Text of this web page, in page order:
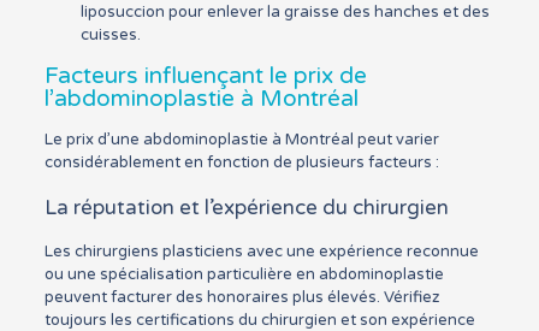
liposuccion pour enlever la graisse des hanches et des
cuisses.
Facteurs influençant le prix de
l’abdominoplastie à Montréal
Le prix d’une abdominoplastie à Montréal peut varier
considérablement en fonction de plusieurs facteurs :
La réputation et l’expérience du chirurgien
Les chirurgiens plasticiens avec une expérience reconnue
ou une spécialisation particulière en abdominoplastie
peuvent facturer des honoraires plus élevés. Vérifiez
toujours les certifications du chirurgien et son expérience